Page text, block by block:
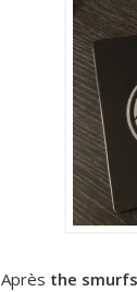
Après the smurfs